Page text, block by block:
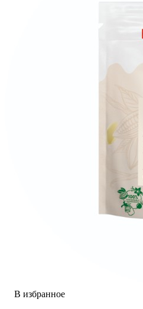
В избранное